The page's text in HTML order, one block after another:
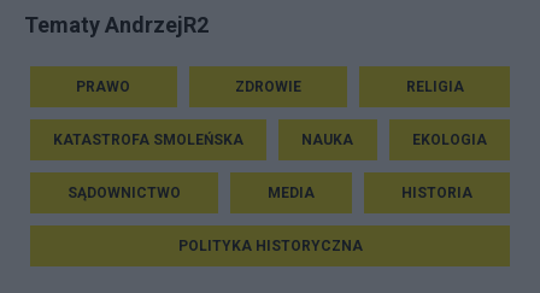
Tematy AndrzejR2
PRAWO ZDROWIE RELIGIA
KATASTROFA SMOLEŃSKA NAUKA EKOLOGIA
SĄDOWNICTWO MEDIA HISTORIA
POLITYKA HISTORYCZNA